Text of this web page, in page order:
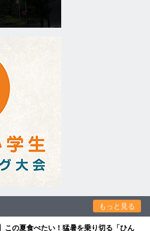
もっと見る
この夏食べたい！猛暑を乗り切る「ひん